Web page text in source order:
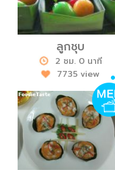
ลูกชุบ
2 ชม. 0 นาที
7735 view